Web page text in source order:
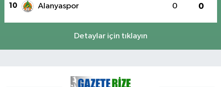
10 Alanyaspor 0 0
Detaylar için tıklayın